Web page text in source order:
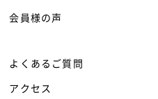
会員様の声
よくあるご質問
アクセス